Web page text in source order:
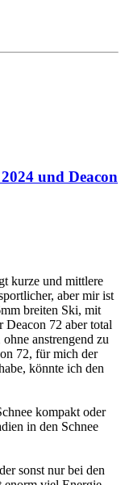
und Deacon
kurze und mittlere
aber mir ist
breiten Ski, mit
Deacon 72 aber total
anstrengend zu
72, für mich der
könnte ich den
kompakt oder
in den Schnee
sonst nur bei den